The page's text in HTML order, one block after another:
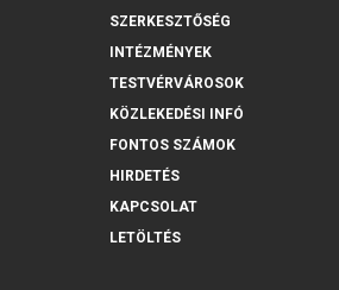
SZERKESZTŐSÉG
INTÉZMÉNYEK
TESTVÉRVÁROSOK
KÖZLEKEDÉSI INFÓ
FONTOS SZÁMOK
HIRDETÉS
KAPCSOLAT
LETÖLTÉS